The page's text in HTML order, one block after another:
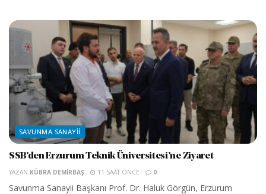
SAVUNMA SANAYII
SSB’den Erzurum Teknik Üniversitesi’ne Ziyaret
YAZAN KÜBRA DEMIRBAŞ 11 SAAT ÖNCE 0
Savunma Sanayii Başkanı Prof. Dr. Haluk Görgün, Erzurum